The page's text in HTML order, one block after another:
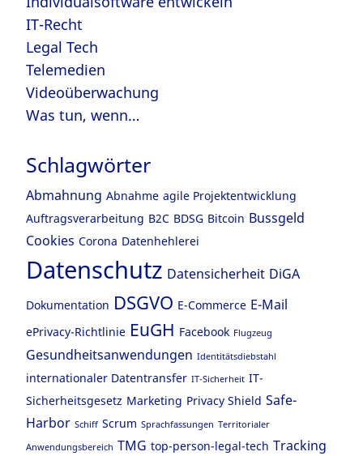
IT-Recht
Legal Tech
Telemedien
Videoüberwachung
Was tun, wenn…
Schlagwörter
Abmahnung Abnahme agile Projektentwicklung
Auftragsverarbeitung B2C BDSG Bitcoin Bussgeld
Cookies Corona Datenhehlerei
Datenschutz Datensicherheit DiGA
Dokumentation DSGVO E-Commerce E-Mail
ePrivacy-Richtlinie EuGH Facebook Flugzeug
Gesundheitsanwendungen Identitätsdiebstahl
internationaler Datentransfer IT-Sicherheit IT-
Sicherheitsgesetz Marketing Privacy Shield Safe-
Harbor Schiff Scrum Sprachfassungen Territorialer
Anwendungsbereich TMG top-person-legal-tech Tracking